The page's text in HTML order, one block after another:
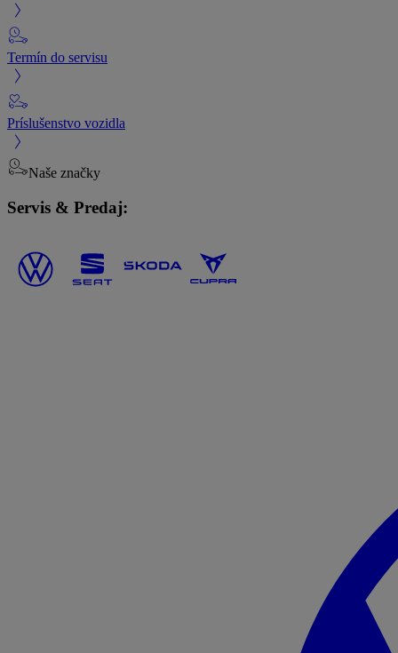
Termín do servisu
Príslušenstvo vozidla
Naše značky
Servis & Predaj: